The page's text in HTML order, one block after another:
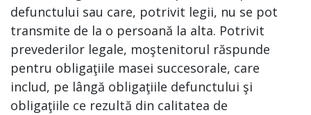
defunctului sau care, potrivit legii, nu se pot
transmite de la o persoană la alta. Potrivit
prevederilor legale, moştenitorul răspunde
pentru obligaţiile masei succesorale, care
includ, pe lângă obligaţiile defunctului şi
obligaţiile ce rezultă din calitatea de